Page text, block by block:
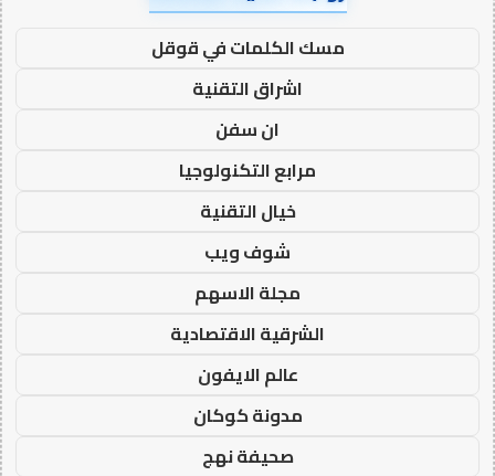
مسك الكلمات في قوقل
اشراق التقنية
ان سفن
مرابع التكنولوجيا
خيال التقنية
شوف ويب
مجلة الاسهم
الشرقية الاقتصادية
عالم الايفون
مدونة كوكان
صحيفة نهج